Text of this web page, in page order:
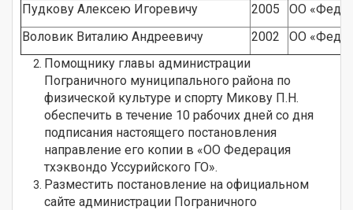
Пудкову Алексею Игоревичу 2005 ОО
Воловик Виталию Андреевичу
2002
ОО
Помощнику главы администрации
Пограничного муниципального района по
физической культуре и спорту Микову П.Н.
обеспечить в течение 10 рабочих дней со дня
подписания настоящего постановления
направление его копии в «ОО Федерация
тхэквондо Уссурийского ГО».
Разместить постановление на официальном
сайте администрации Пограничного